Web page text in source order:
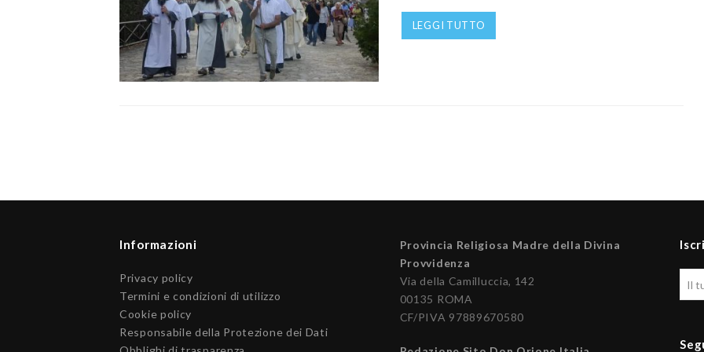
LEGGI TUTTO
Informazioni
Privacy policy
Termini e condizioni di utilizzo
Cookie policy
Responsabile della Protezione dei Dati
Provincia Religiosa Madre della Divina
Provvidenza
Via della Camilluccia, 142
00135 ROMA
CF/PIVA 97889670580